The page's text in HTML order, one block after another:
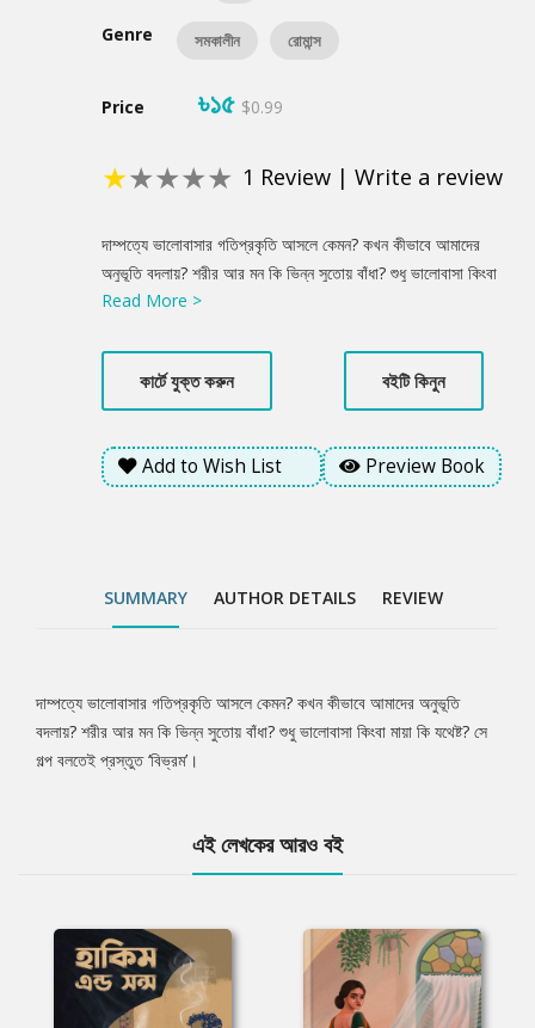
Genre সমকালীন রোমান্স
Price ৳১৫ $0.99
★★★★★ 1 Review | Write a review
Summery
দাম্পত্যে ভালোবাসার গতিপ্রকৃতি আসলে কেমন? কখন কীভাবে আমাদের
অনুভূতি বদলায়? শরীর আর মন কি ভিন্ন সুতোয় বাঁধা? শুধু ভালোবাসা কিংবা
মায়া কি যথেষ্ট? সে গল্প বলতেই প্রস্তুত ‘বিভ্রম’।
Read More >
কার্টে যুক্ত করুন বইটি কিনুন
Add to Wish List Preview Book
SUMMARY AUTHOR DETAILS REVIEW
Tab
Article
দাম্পত্যে ভালোবাসার গতিপ্রকৃতি আসলে কেমন? কখন কীভাবে আমাদের অনুভূতি
বদলায়? শরীর আর মন কি ভিন্ন সুতোয় বাঁধা? শুধু ভালোবাসা কিংবা মায়া কি যথেষ্ট? সে
গল্প বলতেই প্রস্তুত ‘বিভ্রম’।
এই লেখকের আরও বই